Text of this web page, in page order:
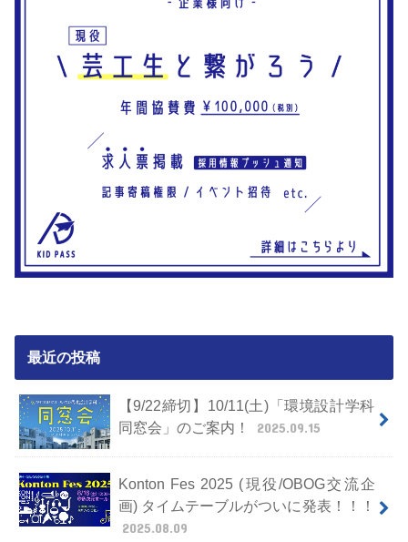
最近の投稿
【9/22締切】10/11(土)「環境設計学科
同窓会」のご案内！
2025.09.15
Konton Fes 2025 (現役/OBOG交流企
画) タイムテーブルがついに発表！！！
2025.08.09